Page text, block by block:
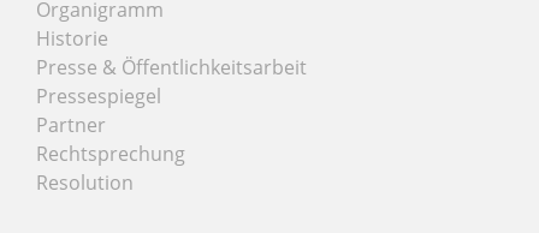
Organigramm
Historie
Presse & Öffentlichkeitsarbeit
Pressespiegel
Partner
Rechtsprechung
Resolution